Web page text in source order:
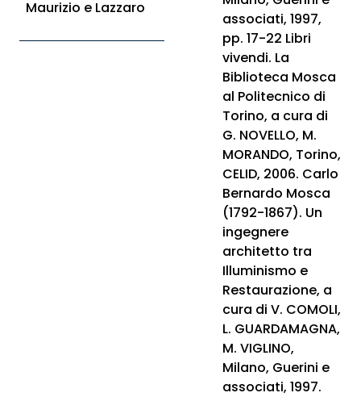
Maurizio e Lazzaro
associati, 1997,
pp. 17-22 Libri
vivendi. La
Biblioteca Mosca
al Politecnico di
Torino, a cura di
G. NOVELLO, M.
MORANDO, Torino,
CELID, 2006. Carlo
Bernardo Mosca
(1792-1867). Un
ingegnere
architetto tra
Illuminismo e
Restaurazione, a
cura di V. COMOLI,
L. GUARDAMAGNA,
M. VIGLINO,
Milano, Guerini e
associati, 1997.